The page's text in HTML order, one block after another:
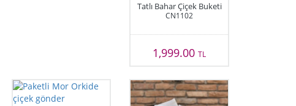
Tatlı Bahar Çiçek Buketi
CN1102
1,999.00TL